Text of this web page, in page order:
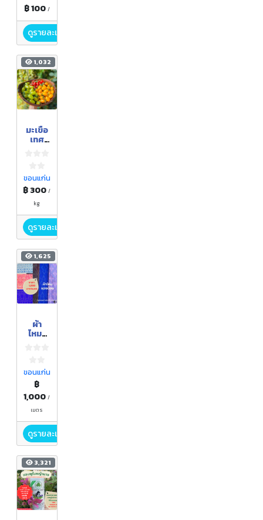
฿ 100 /
ดูรายละเอียด
1,032
มะเขือ
เทศ
ขอนแก่น
฿ 300/
kg
ดูรายละเอียด
1,625
ผ้า
ไหม/
ขอนแก่น
฿
1,000/
เมตร
ดูรายละเอียด
3,321